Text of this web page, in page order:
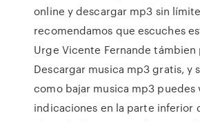
online y descargar mp3 sin
recomendamos que escuches
Urge Vicente Fernande támbien
Descargar musica mp3 gratis, y
como bajar musica mp3 puedes
indicaciones en la parte inferior